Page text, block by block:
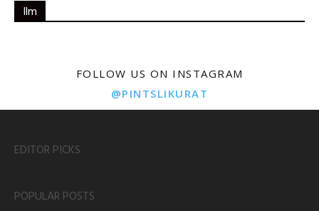
Ilm
FOLLOW US ON INSTAGRAM
@PINTSLIKURAT
EDITOR PICKS
POPULAR POSTS